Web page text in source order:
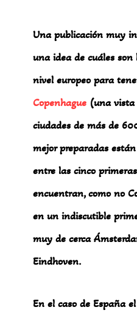
Una publicación muy
una idea de cuáles son
nivel europeo para
Copenhague (una
ciudades de más de
mejor preparadas
entre las cinco
encuentran, como no
en un indiscutible
muy de cerca
Eindhoven.
En el caso de España